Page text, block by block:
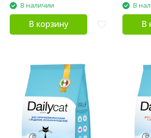
В наличии
В корзину
В
В